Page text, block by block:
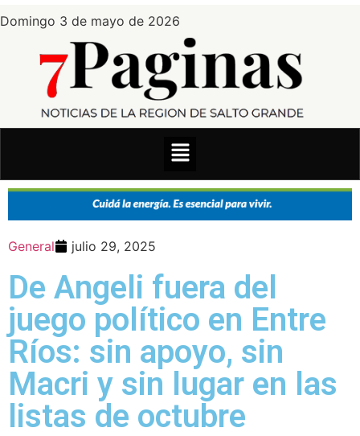
Domingo 3 de mayo de 2026
General julio 29, 2025
De Angeli fuera del
juego político en Entre
Ríos: sin apoyo, sin
Macri y sin lugar en las
listas de octubre